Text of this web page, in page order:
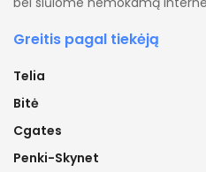
Greitis pagal tiekėją
Telia
Bitė
Cgates
Penki-Skynet